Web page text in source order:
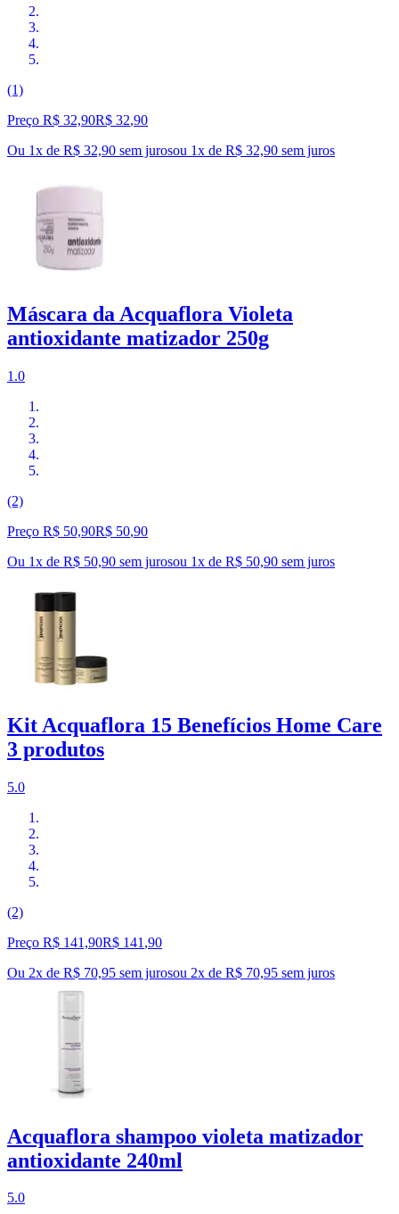
(1)
Preço R$ 32,90R$ 32,90
Ou 1x de R$ 32,90 sem jurosou 1x de R$ 32,90 sem juros
Máscara da Acquaflora Violeta
antioxidante matizador 250g
1.0
(2)
Preço R$ 50,90R$ 50,90
Ou 1x de R$ 50,90 sem jurosou 1x de R$ 50,90 sem juros
Kit Acquaflora 15 Benefícios Home Care
3 produtos
5.0
(2)
Preço R$ 141,90R$ 141 ,90
Ou 2x de R$ 70,95 sem jurosou 2x de R$ 70,95 sem juros
Acquaflora shampoo violeta matizador
antioxidante 240ml
5.0